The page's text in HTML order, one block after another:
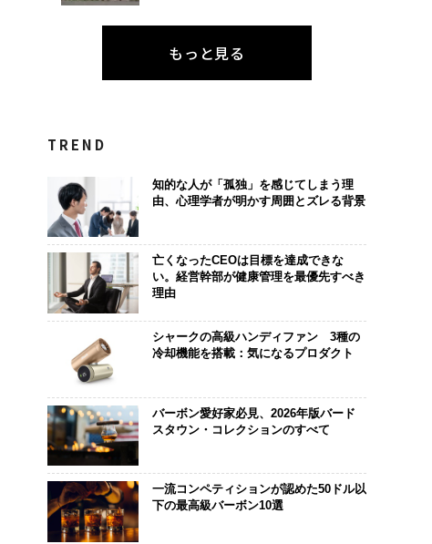
もっと見る
TREND
知的な人が「孤独」を感じてしまう理
由、心理学者が明かす周囲とズレる背景
亡くなったCEOは目標を達成できな
い。経営幹部が健康管理を最優先すべき
理由
シャークの高級ハンディファン 3種の
冷却機能を搭載：気になるプロダクト
バーボン愛好家必見、2026年版バード
スタウン・コレクションのすべて
一流コンペティションが認めた50ドル以
下の最高級バーボン10選